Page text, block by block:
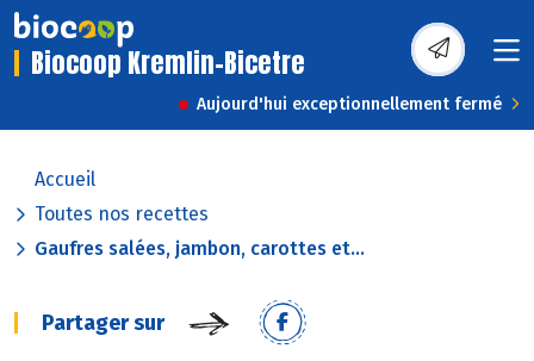
Biocoop Kremlin-Bicetre
Aujourd'hui exceptionnellement fermé
Accueil
Toutes nos recettes
Gaufres salées, jambon, carottes et...
Partager sur